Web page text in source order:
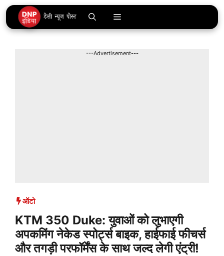
Skip
to
content
Menu
---Advertisement---
ऑटो
KTM 350 Duke: युवाओं को लुभाएगी
अपकमिंग नेकेड स्पोर्ट्स बाइक, हाईफाई फीचर्स
और तगड़ी परफॉर्मेंस के साथ जल्द लेगी एंट्री!